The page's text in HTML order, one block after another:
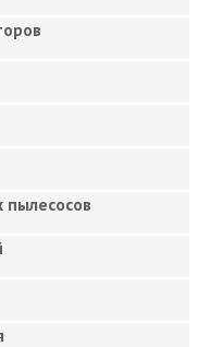
пылесосов